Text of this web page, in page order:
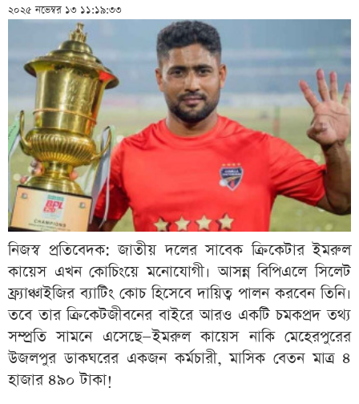
২০২৫ নভেম্বর ১৩ ১১:১৯:৩৩
নিজস্ব প্রতিবেদক: জাতীয় দলের সাবেক ক্রিকেটার ইমরুল
কায়েস এখন কোচিংয়ে মনোযোগী। আসন্ন বিপিএলে সিলেট
ফ্র্যাঞ্চাইজির ব্যাটিং কোচ হিসেবে দায়িত্ব পালন করবেন তিনি।
তবে তার ক্রিকেটজীবনের বাইরে আরও একটি চমকপ্রদ তথ্য
সম্প্রতি সামনে এসেছে—ইমরুল কায়েস নাকি মেহেরপুরের
উজলপুর ডাকঘরের একজন কর্মচারী, মাসিক বেতন মাত্র ৪
হাজার ৪৯০ টাকা!